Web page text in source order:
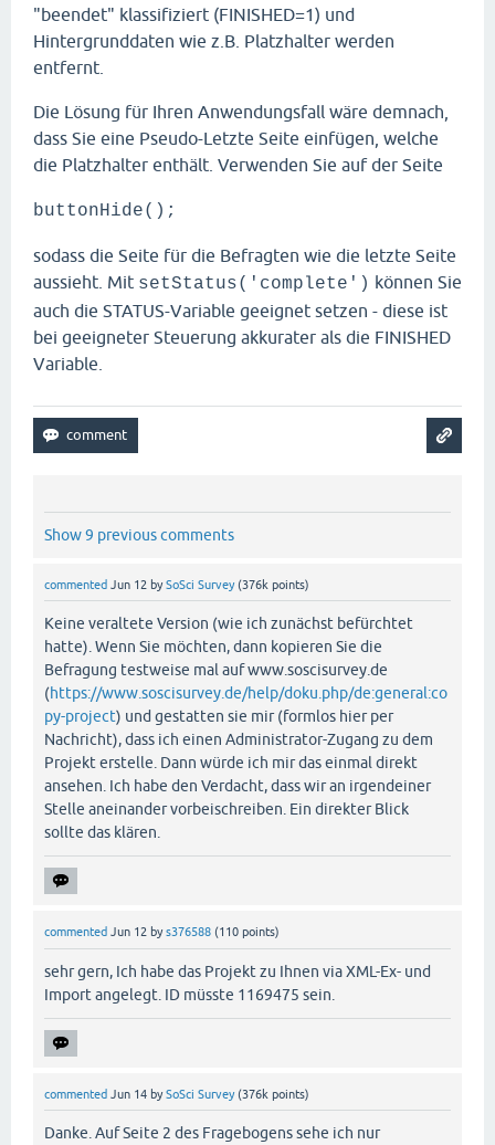
"beendet" klassifiziert (FINISHED=1) und
Hintergrunddaten wie z.B. Platzhalter werden
entfernt.
Die Lösung für Ihren Anwendungsfall wäre demnach,
dass Sie eine Pseudo-Letzte Seite einfügen, welche
die Platzhalter enthält. Verwenden Sie auf der Seite
buttonHide();
sodass die Seite für die Befragten wie die letzte Seite
aussieht. Mit setStatus('complete') können Sie
auch die STATUS-Variable geeignet setzen - diese ist
bei geeigneter Steuerung akkurater als die FINISHED
Variable.
Show 9 previous comments
commented Jun 12 bySoSci Survey (376k points)
Keine veraltete Version (wie ich zunächst befürchtet
hatte). Wenn Sie möchten, dann kopieren Sie die
Befragung testweise mal auf www.soscisurvey.de
(https://www.soscisurvey.de/help/doku.php/de:general:co
py-project) und gestatten sie mir (formlos hier per
Nachricht), dass ich einen Administrator-Zugang zu dem
Projekt erstelle. Dann würde ich mir das einmal direkt
ansehen. Ich habe den Verdacht, dass wir an irgendeiner
Stelle aneinander vorbeischreiben. Ein direkter Blick
sollte das klären.
commented Jun 12 bys376588 (110 points)
sehr gern, Ich habe das Projekt zu Ihnen via XML-Ex- und
Import angelegt. ID müsste 1169475 sein.
commented Jun 14 bySoSci Survey (376k points)
Danke. Auf Seite 2 des Fragebogens sehe ich nur